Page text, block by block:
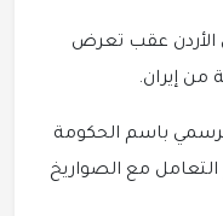
الأردن عقب تعرض
من إيران.
باسم الحكومة
التعامل مع الصواريخ